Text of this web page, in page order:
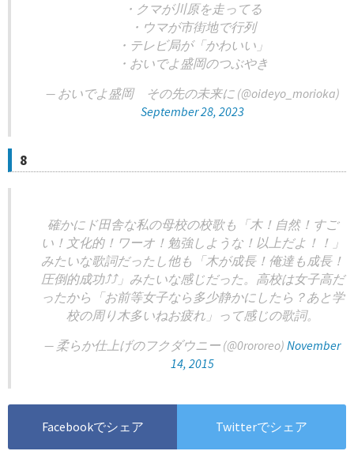
・クマが川原を走ってる
・ウマが市街地で行列
・テレビ局が「かわいい」
・おいでよ盛岡のつぶやき
— おいでよ盛岡 その先の未来に (@oideyo_morioka)
September 28, 2023
8
確かにド田舎な私の母校の校歌も「木！自然！すご
い！文化的！ワーオ！勉強しような！以上だよ！！」
みたいな歌詞だったし他も「木が成長！俺達も成長！
圧倒的成功⤴⤴」みたいな感じだった。高校は女子高だ
ったから「お前等女子なら多少静かにしたら？あと学
校の周り木多いねお疲れ」って感じの歌詞。
— 柔らか仕上げのフクダウニー (@0rororeo) November
14, 2015
Facebookでシェア Twitterでシェア